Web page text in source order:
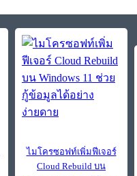
ไมโครซอฟท์เพิ่มฟีเจอร์
Cloud Rebuild บน